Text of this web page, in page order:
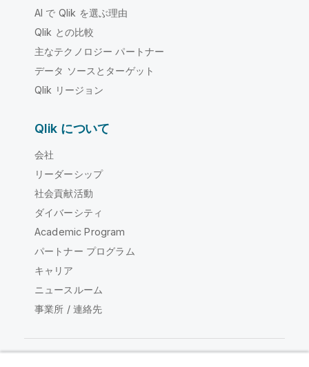
AI で Qlik を選ぶ理由
Qlik との比較
主なテクノロジー パートナー
データ ソースとターゲット
Qlik リージョン
Qlik について
会社
リーダーシップ
社会貢献活動
ダイバーシティ
Academic Program
パートナー プログラム
キャリア
ニュースルーム
事業所 / 連絡先